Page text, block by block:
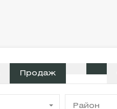
Продаж
Район